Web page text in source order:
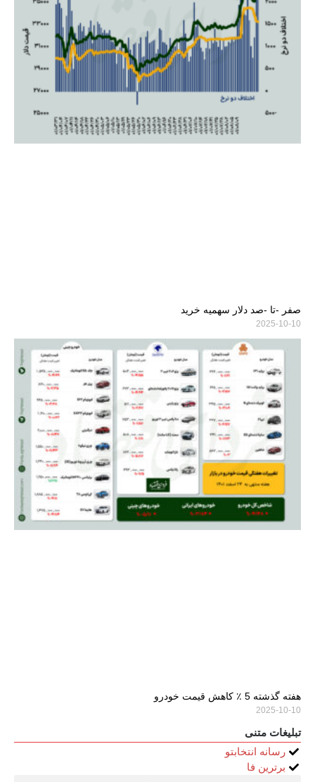
صفر -تا -صد دلار سهمیه خرید
2025-10-10
هفته گذشته 5 ٪ کاهش قیمت خودرو
2025-10-10
تبلیغات متنی
رسانه انتخابتو
برترین فا